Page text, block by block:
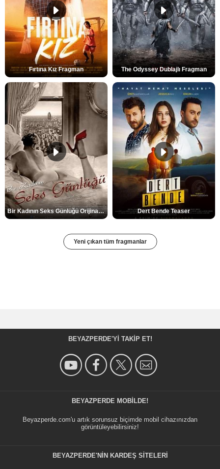
Fırtına Kız Fragman The Odyssey Dublajlı Fragman
Bir Kadının Seks Günlüğü Orijinal Fragman Dert Bende Teaser
Yeni çıkan tüm fragmanlar
BEYAZPERDE'YI TAKIP ET!
BEYAZPERDE MOBILDE!
Beyazperde.com'u artık sorunsuz biçimde mobil cihazınızdan
görüntüleyebilirsiniz!
BEYAZPERDE'NIN KARDEŞ SİTELERİ